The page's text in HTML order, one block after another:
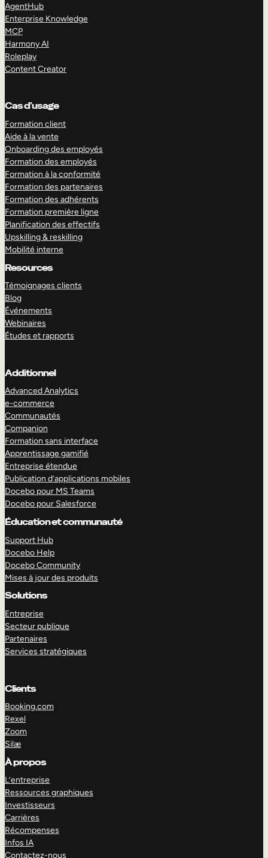
AgentHub
Enterprise Knowledge
MCP
Harmony AI
Roleplay
Content Creator
Cas d’usage
Formation client
Aide à la vente
Onboarding des employés
Formation des employés
Formation à la conformité
Formation des partenaires
Formation des adhérents
Formation première ligne
Planification des effectifs
Upskilling & reskilling
Mobilité interne
Resources
Témoignages clients
Blog
Événements
Webinaires
Études et rapports
Additionnel
Advanced Analytics
e-commerce
Communautés
Companion
Formation sans interface
Apprentissage gamifié
Entreprise étendue
Publication d’applications mobiles
Docebo pour MS Teams
Docebo pour Salesforce
Éducation et communauté
Support Hub
Docebo Help
Docebo Community
Mises à jour des produits
Solutions
Entreprise
Secteur publique
Partenaires
Services stratégiques
Clients
Booking.com
Rexel
Zoom
Silæ
À propos
L’entreprise
Ressources graphiques
Investisseurs
Carrières
Récompenses
Infos IA
Contactez-nous